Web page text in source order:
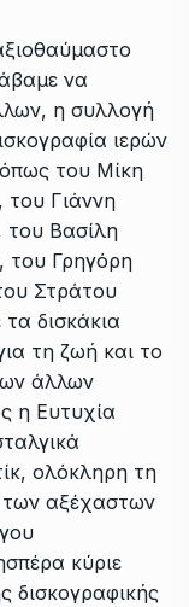
να
η συλλογή
ιερών
του Μίκη
Γιάννη
Βασίλη
του Γρηγόρη
Στράτου
δισκάκια
τη ζωή και το
άλλων
η Ευτυχία
ολόκληρη τη
των αξέχαστων
κύριε
δισκογραφικής